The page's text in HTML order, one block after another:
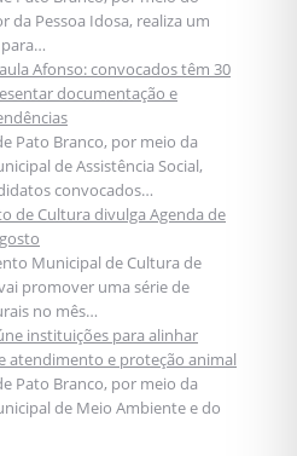
da Pessoa Idosa, realiza um
Afonso: convocados têm 30
documentação e
Pato Branco, por meio da
de Assistência Social,
convocados…
de Cultura divulga Agenda de
Municipal de Cultura de
promover uma série de
no mês…
instituições para alinhar
atendimento e proteção animal
Pato Branco, por meio da
de Meio Ambiente e do